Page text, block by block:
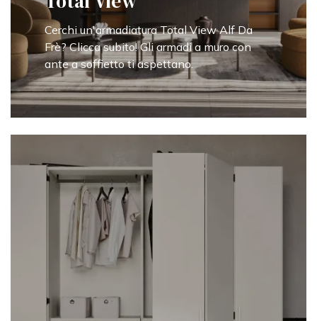
Cerchi un'armadiatura Total View Alf Da
Frè? Clicca subito! Gli armadi a muro con
ante a soffietto ti aspettano.